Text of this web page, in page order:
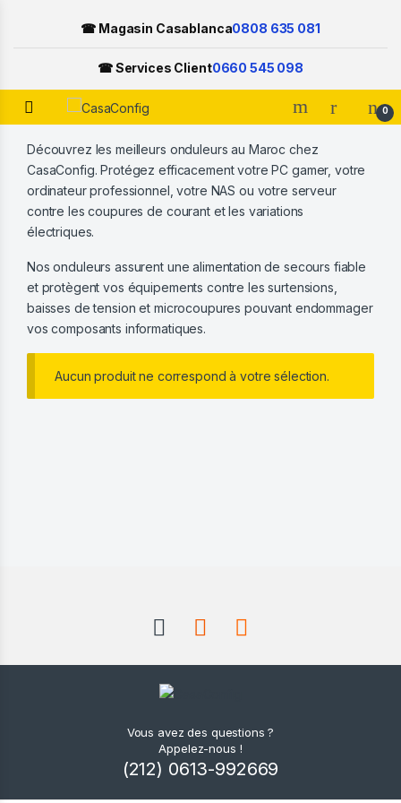
☎ Magasin Casablanca0808 635 081
☎ Services Client0660 545 098
Open 0
Découvrez les meilleurs onduleurs au Maroc chez
CasaConfig. Protégez efficacement votre PC gamer, votre
ordinateur professionnel, votre NAS ou votre serveur
contre les coupures de courant et les variations
électriques.
Nos onduleurs assurent une alimentation de secours fiable
et protègent vos équipements contre les surtensions,
baisses de tension et microcoupures pouvant endommager
vos composants informatiques.
Aucun produit ne correspond à votre sélection.
Vous avez des questions ?
Appelez-nous !
(212) 0613-992669